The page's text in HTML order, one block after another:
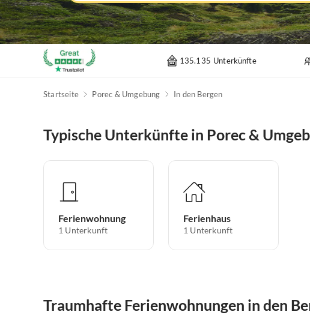
135.135 Unterkünfte
Startseite Porec & Umgebung In den Bergen
Typische Unterkünfte in Porec &
Ferienwohnung
1 Unterkunft
Ferienhaus
1 Unterkunft
Traumhafte Ferienwohnungen in den